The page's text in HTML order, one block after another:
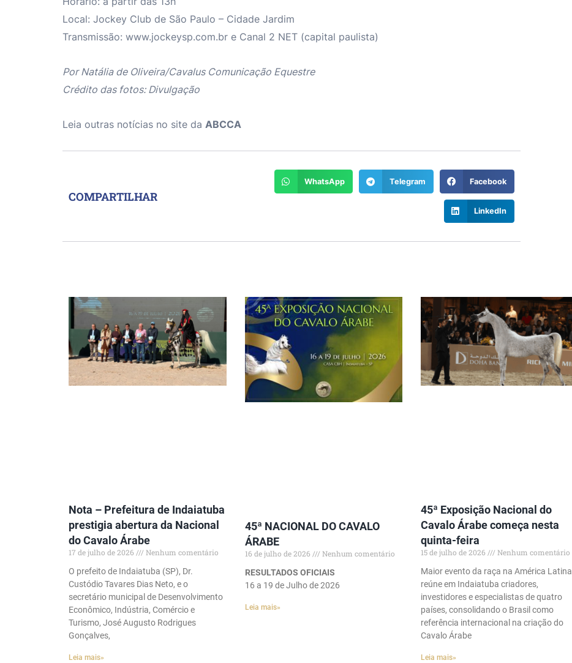
Local: Jockey Club de São Paulo – Cidade Jardim
Transmissão: www.jockeysp.com.br e Canal 2 NET (capital paulista)
Por Natália de Oliveira/Cavalus Comunicação Equestre
Crédito das fotos: Divulgação
Leia outras notícias no site da ABCCA
COMPARTILHAR
WhatsApp Telegram Facebook
LinkedIn
Nota – Prefeitura de Indaiatuba
prestigia abertura da Nacional
do Cavalo Árabe
17 de julho de 2026
Nenhum comentário
O prefeito de Indaiatuba (SP), Dr.
Custódio Tavares Dias Neto, e o
secretário municipal de Desenvolvimento
Econômico, Indústria, Comércio e
Turismo, José Augusto Rodrigues
Gonçalves,
Leia mais»
45ª NACIONAL DO CAVALO
ÁRABE
16 de julho de 2026
Nenhum comentário
RESULTADOS OFICIAIS
16 a 19 de Julho de 2026
Leia mais»
45ª Exposição Nacional do
Cavalo Árabe começa nesta
quinta-feira
15 de julho de 2026
Nenhum comentário
Maior evento da raça na América Latina
reúne em Indaiatuba criadores,
investidores e especialistas de quatro
países, consolidando o Brasil como
referência internacional na criação do
Cavalo Árabe
Leia mais»